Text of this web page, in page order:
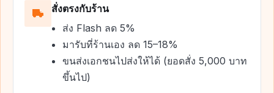
สั่งตรงกับร้าน
ส่ง Flash ลด 5%
มารับที่ร้านเอง ลด 15–18%
ขนส่งเอกชนไปส่งให้ได้ (ยอดสั่ง 5,000 บาท
ขึ้นไป)